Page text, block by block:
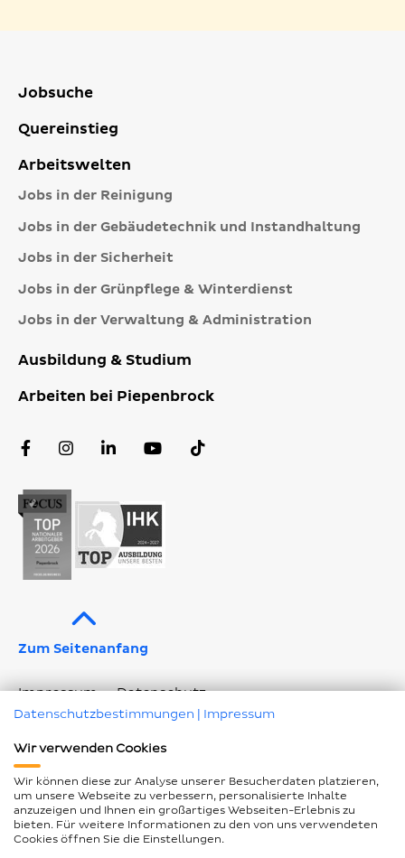
Jobsuche
Quereinstieg
Arbeitswelten
Jobs in der Reinigung
Jobs in der Gebäudetechnik und Instandhaltung
Jobs in der Sicherheit
Jobs in der Grünpflege & Winterdienst
Jobs in der Verwaltung & Administration
Ausbildung & Studium
Arbeiten bei Piepenbrock
FacebookInstagram
LinkedInYouTube
Zum Seitenanfang
Impressum
Datenschutz
Geschlechtergerechte Sprache
Barrierefreiheitserklärung
Cookie Einstellungen ändern
© Piepenbrock Service GmbH + Co. KG 2026
Datenschutzbestimmungen | Impressum
Wir verwenden Cookies
Wir können diese zur Analyse unserer Besucherdaten platzieren,
um unsere Webseite zu verbessern, personalisierte Inhalte
anzuzeigen und Ihnen ein großartiges Webseiten-Erlebnis zu
bieten. Für weitere Informationen zu den von uns verwendeten
Cookies öffnen Sie die Einstellungen.